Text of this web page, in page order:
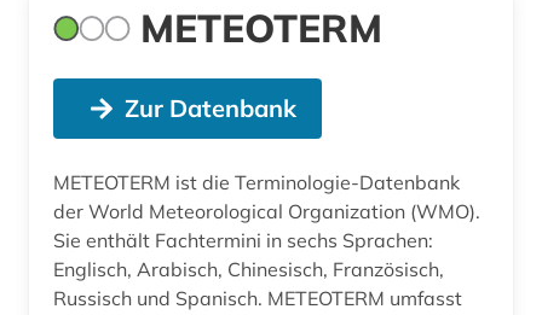
METEOTERM
Zur Datenbank
METEOTERM ist die Terminologie-Datenbank
der World Meteorological Organization (WMO).
Sie enthält Fachtermini in sechs Sprachen:
Englisch, Arabisch, Chinesisch, Französisch,
Russisch und Spanisch. METEOTERM umfasst